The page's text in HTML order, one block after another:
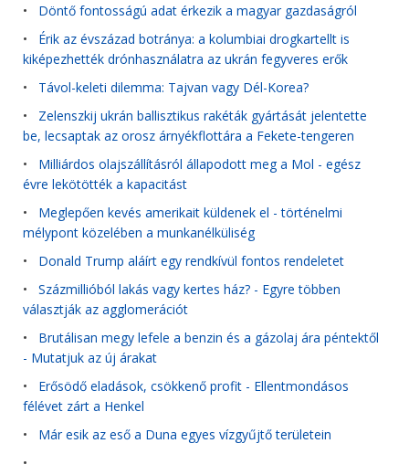
• Döntő fontosságú adat érkezik a magyar gazdaságról
• Érik az évszázad botránya: a kolumbiai drogkartellt is
kiképezhették drónhasználatra az ukrán fegyveres erők
• Távol-keleti dilemma: Tajvan vagy Dél-Korea?
• Zelenszkij ukrán ballisztikus rakéták gyártását jelentette
be, lecsaptak az orosz árnyékflottára a Fekete-tengeren
• Milliárdos olajszállításról állapodott meg a Mol - egész
évre lekötötték a kapacitást
• Meglepően kevés amerikait küldenek el - történelmi
mélypont közelében a munkanélküliség
• Donald Trump aláírt egy rendkívül fontos rendeletet
• Százmillióból lakás vagy kertes ház? - Egyre többen
választják az agglomerációt
• Brutálisan megy lefele a benzin és a gázolaj ára péntektől
- Mutatjuk az új árakat
• Erősödő eladások, csökkenő profit - Ellentmondásos
félévet zárt a Henkel
• Már esik az eső a Duna egyes vízgyűjtő területein
•